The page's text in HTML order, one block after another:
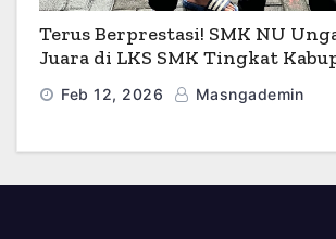
Terus Berprestasi! SMK NU
Juara di LKS SMK Tingkat
Feb 12, 2026 Masngademin